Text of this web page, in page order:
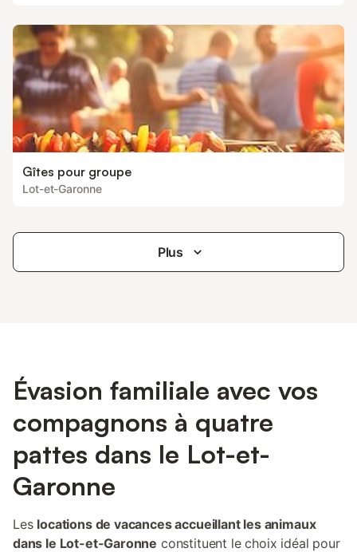
Gîtes pour groupe
Lot-et-Garonne
Plus
Évasion familiale avec vos
compagnons à quatre
pattes dans le Lot-et-
Garonne
Les locations de vacances accueillant les animaux
dans le Lot-et-Garonne constituent le choix idéal pour